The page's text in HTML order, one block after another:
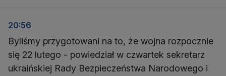
20:56
Byliśmy przygotowani na to, że wojna rozpocznie
się 22 lutego - powiedział w czwartek sekretarz
ukraińskiej Rady Bezpieczeństwa Narodowego i